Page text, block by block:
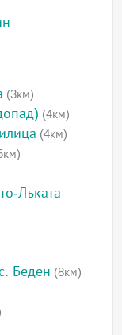
(3км)
(4км)
(4км)
Лъката
Беден (8км)